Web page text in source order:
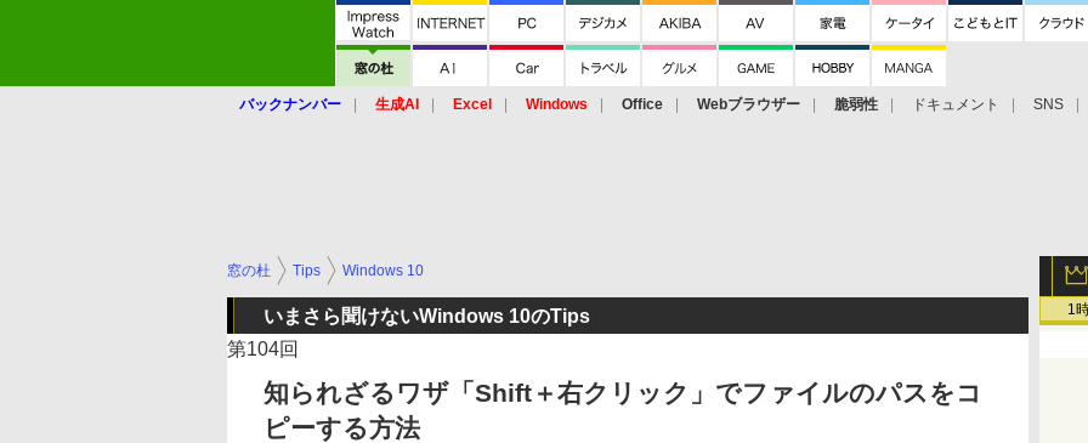
バックナンバー 生成AI Excel Windows Office Webブラウザー 脆弱性 ドキュメント SNS
1
窓の杜 Tips Windows 10
いまさら聞けないWindows 10のTips
第104回
知られざるワザ「Shift＋右クリック」でファイルのパスをコ
ピーする方法